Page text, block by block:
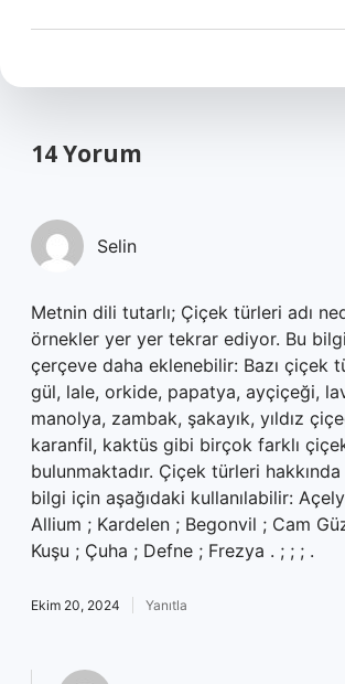
14 Yorum
Selin
Metnin dili tutarlı; Çiçek türleri adı
örnekler yer yer tekrar ediyor. Bu
çerçeve daha eklenebilir: Bazı çiçek
gül, lale, orkide, papatya, ayçiçeği,
manolya, zambak, şakayık, yıldız
karanfil, kaktüs gibi birçok farklı
bulunmaktadır. Çiçek türleri
bilgi için aşağıdaki kullanılabilir:
Allium ; Kardelen ; Begonvil ; Cam
Kuşu ; Çuha ; Defne ; Frezya . ; ; ; .
Ekim 20, 2024 Yanıtla